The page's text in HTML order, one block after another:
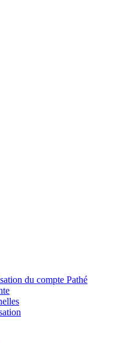
du compte Pathé